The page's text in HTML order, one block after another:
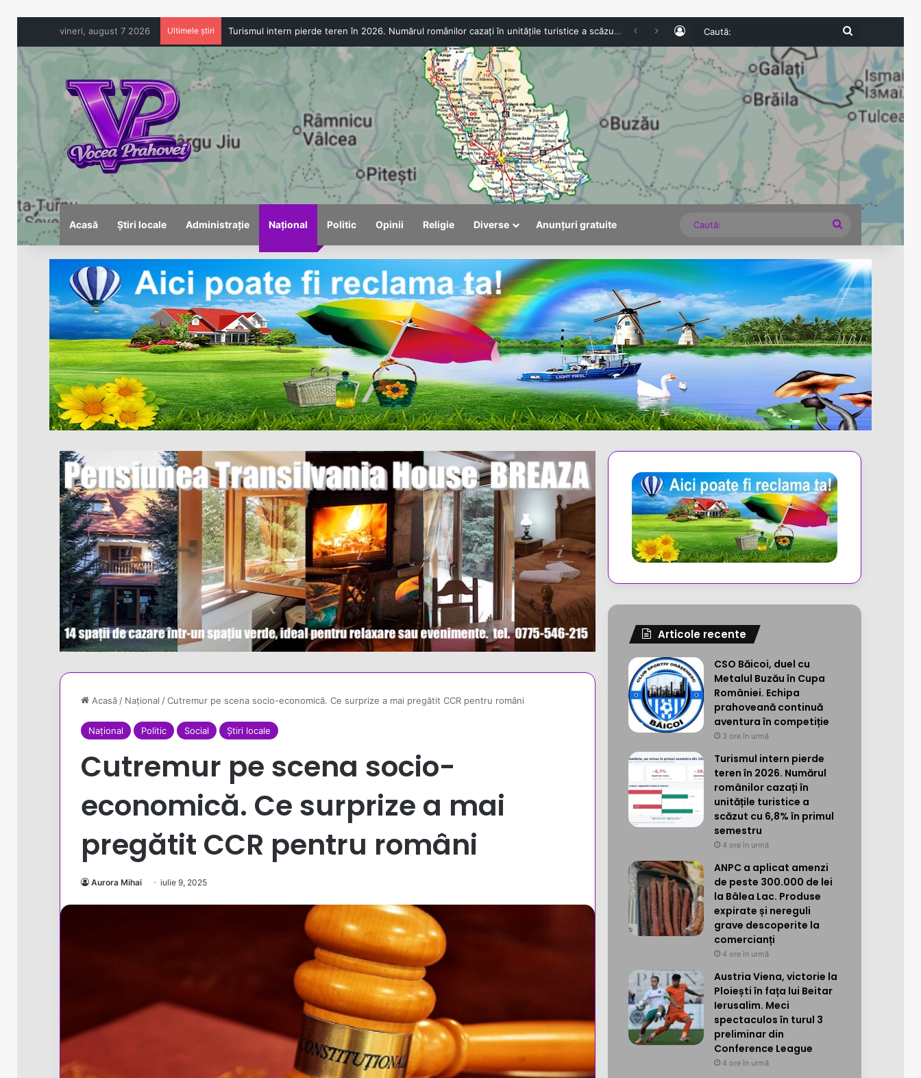
vineri, august 7 2026 Ultimele știri ANPC a aplicat amenzi de peste 300.000 de lei la Bâlea Lac. Produse expirate și nereguli grave descoperite la comercianți Log In Caută:
Acasă Știri locale Administrație Național Politic Opinii Religie Diverse Anunțuri gratuite Caută:
Acasă/ Național /Cutremur pe scena socio-economică. Ce surprize a mai pregătit CCR pentru români
Național Politic Social Știri locale
Cutremur pe scena socio-
economică. Ce surprize a mai
pregătit CCR pentru români
Aurora Mihai iulie 9, 2025
Articole recente
CSO Băicoi, duel cu
Metalul Buzău în Cupa
României. Echipa
prahoveană continuă
aventura în competiție
3 ore în urmă
Turismul intern pierde
teren în 2026. Numărul
românilor cazați în
unitățile turistice a
scăzut cu 6,8% în primul
semestru
4 ore în urmă
ANPC a aplicat amenzi
de peste 300.000 de lei
la Bâlea Lac. Produse
expirate și nereguli
grave descoperite la
comercianți
4 ore în urmă
Austria Viena, victorie la
Ploiești în fața lui Beitar
Ierusalim. Meci
spectaculos în turul 3
preliminar din
Conference League
4 ore în urmă